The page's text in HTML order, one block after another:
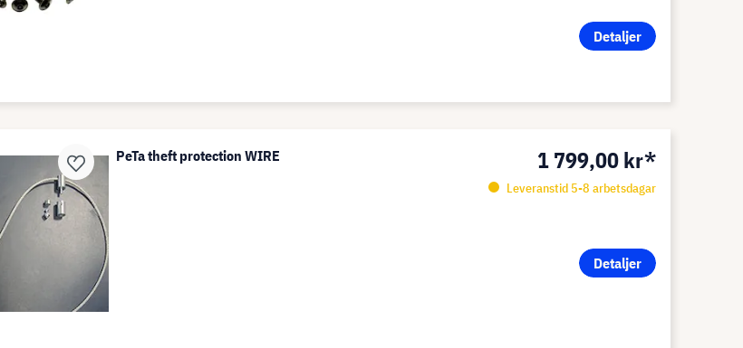
Detaljer
PeTa theft protection WIRE 1 799,00 kr*
Leveranstid 5-8 arbetsdagar
Detaljer